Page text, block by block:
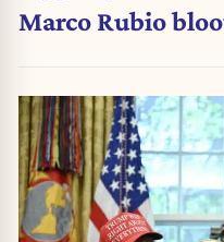
Marco Rubio